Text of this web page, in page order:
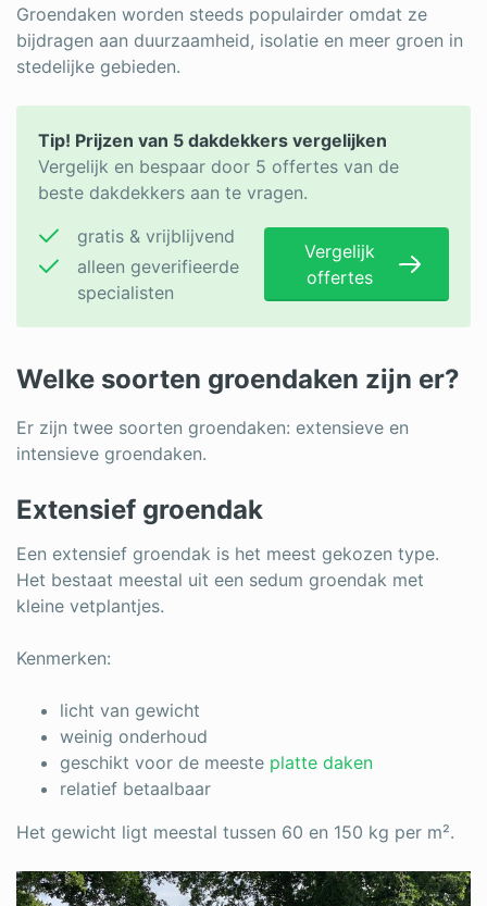
Groendaken worden steeds populairder omdat ze
bijdragen aan duurzaamheid, isolatie en meer groen in
stedelijke gebieden.
Tip! Prijzen van 5 dakdekkers vergelijken
Vergelijk en bespaar door 5 offertes van de
beste dakdekkers aan te vragen.
gratis & vrijblijvend
alleen geverifieerde
specialisten
Vergelijk
offertes
Welke soorten groendaken zijn er?
Er zijn twee soorten groendaken: extensieve en
intensieve groendaken.
Extensief groendak
Een extensief groendak is het meest gekozen type.
Het bestaat meestal uit een sedum groendak met
kleine vetplantjes.
Kenmerken:
licht van gewicht
weinig onderhoud
geschikt voor de meeste platte daken
relatief betaalbaar
Het gewicht ligt meestal tussen 60 en 150 kg per m².